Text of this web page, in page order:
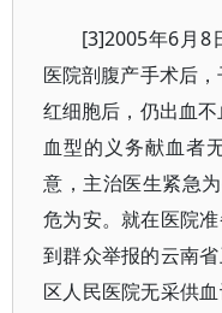
[3]2005年6月8
医院剖腹产手术后
红细胞后，仍出血
血型的义务献血者
意，主治医生紧急
危为安。就在医院
到群众举报的云南
区人民医院无采供